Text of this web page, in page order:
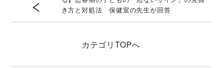
き方と対処法 保健室の先生が回答
カテゴリ TOPへ